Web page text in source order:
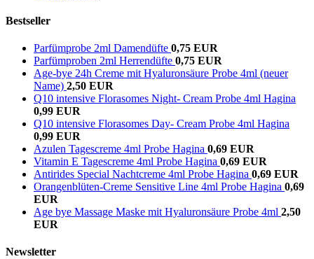
Bestseller
Parfümprobe 2ml Damendüfte 0,75 EUR
Parfümproben 2ml Herrendüfte 0,75 EUR
Age-bye 24h Creme mit Hyaluronsäure Probe 4ml (neuer
Name) 2,50 EUR
Q10 intensive Florasomes Night- Cream Probe 4ml Hagina
0,99 EUR
Q10 intensive Florasomes Day- Cream Probe 4ml Hagina
0,99 EUR
Azulen Tagescreme 4ml Probe Hagina 0,69 EUR
Vitamin E Tagescreme 4ml Probe Hagina 0,69 EUR
Antirides Special Nachtcreme 4ml Probe Hagina 0,69 EUR
Orangenblüten-Creme Sensitive Line 4ml Probe Hagina 0,69
EUR
Age bye Massage Maske mit Hyaluronsäure Probe 4ml 2,50
EUR
Newsletter